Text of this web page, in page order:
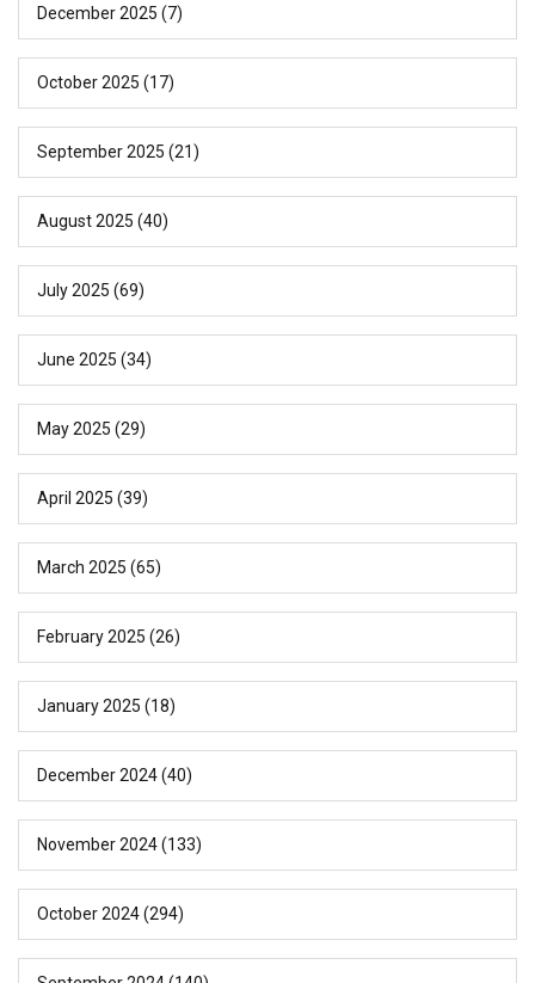
December 2025 (7)
October 2025 (17)
September 2025 (21)
August 2025 (40)
July 2025 (69)
June 2025 (34)
May 2025 (29)
April 2025 (39)
March 2025 (65)
February 2025 (26)
January 2025 (18)
December 2024(40)
November 2024(133)
October 2024(294)